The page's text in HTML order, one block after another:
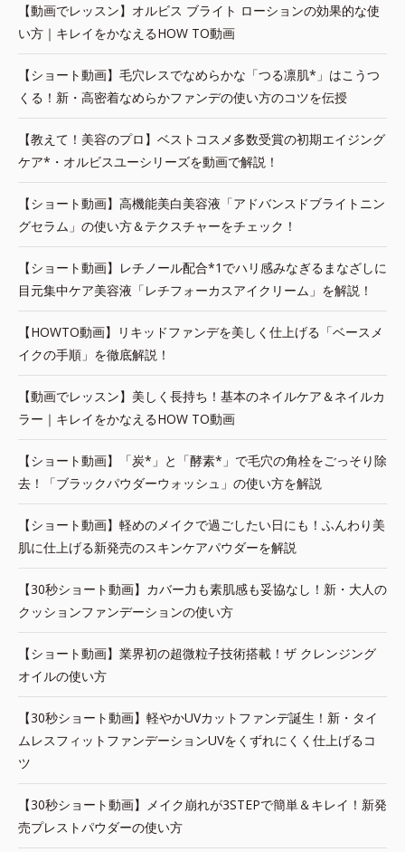
【動画でレッスン】オルビス ブライト ローションの効果的な使
い方｜キレイをかなえるHOW TO動画
【ショート動画】毛穴レスでなめらかな「つる凛肌*」はこうつ
くる！新・高密着なめらかファンデの使い方のコツを伝授
【教えて！美容のプロ】ベストコスメ多数受賞の初期エイジング
ケア*・オルビスユーシリーズを動画で解説！
【ショート動画】高機能美白美容液「アドバンスドブライトニン
グセラム」の使い方＆テクスチャーをチェック！
【ショート動画】レチノール配合*1でハリ感みなぎるまなざしに
目元集中ケア美容液「レチフォーカスアイクリーム」を解説！
【HOWTO動画】リキッドファンデを美しく仕上げる「ベースメ
イクの手順」を徹底解説！
【動画でレッスン】美しく長持ち！基本のネイルケア＆ネイルカ
ラー｜キレイをかなえるHOW TO動画
【ショート動画】「炭*」と「酵素*」で毛穴の角栓をごっそり除
去！「ブラックパウダーウォッシュ」の使い方を解説
【ショート動画】軽めのメイクで過ごしたい日にも！ふんわり美
肌に仕上げる新発売のスキンケアパウダーを解説
【30秒ショート動画】カバー力も素肌感も妥協なし！新・大人の
クッションファンデーションの使い方
【ショート動画】業界初の超微粒子技術搭載！ザ クレンジング
オイルの使い方
【30秒ショート動画】軽やかUVカットファンデ誕生！新・タイ
ムレスフィットファンデーションUVをくずれにくく仕上げるコ
ツ
【30秒ショート動画】メイク崩れが3STEPで簡単＆キレイ！新発
売プレストパウダーの使い方